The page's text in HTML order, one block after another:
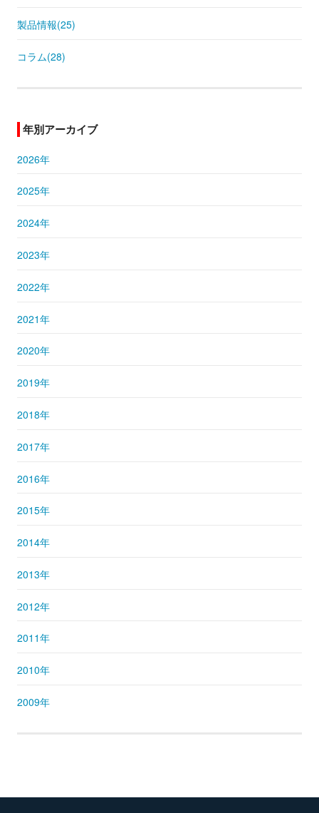
製品情報(25)
コラム(28)
年別アーカイブ
2026年
2025年
2024年
2023年
2022年
2021年
2020年
2019年
2018年
2017年
2016年
2015年
2014年
2013年
2012年
2011年
2010年
2009年